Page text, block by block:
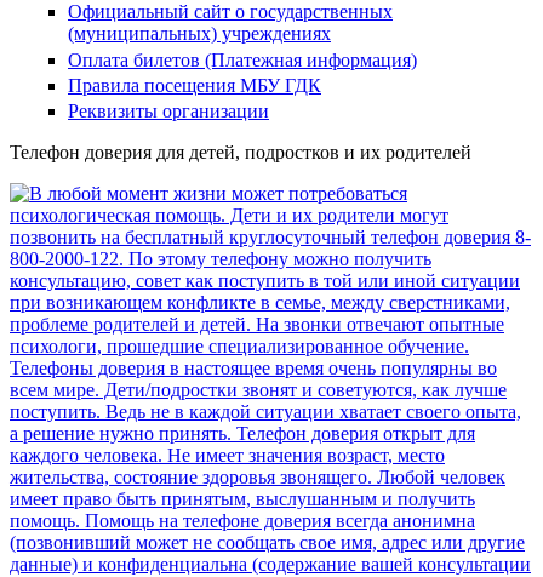
Официальный сайт о государственных
(муниципальных) учреждениях
Оплата билетов (Платежная информация)
Правила посещения МБУ ГДК
Реквизиты организации
Телефон доверия для детей, подростков и их родителей